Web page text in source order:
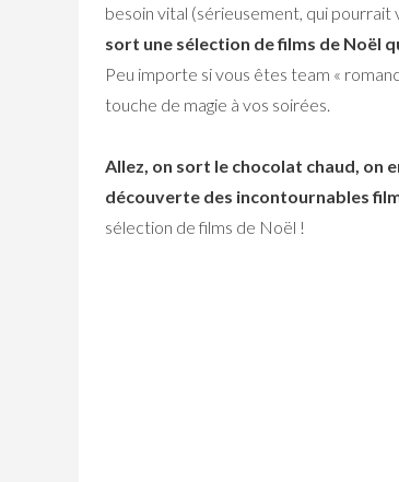
besoin vital (sérieusement, qui pourrait
sort une sélection de films de Noël
Peu importe si vous êtes team «
touche de magie à vos soirées.
Allez, on sort le chocolat chaud, on
découverte des incontournables
sélection de films de Noël !